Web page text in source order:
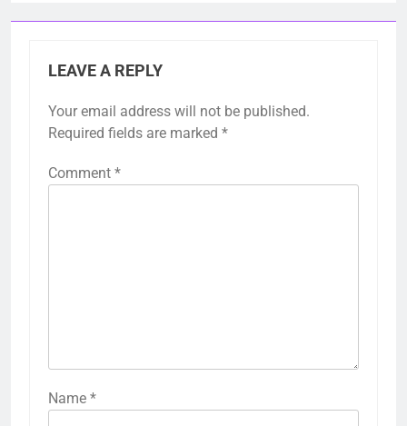
LEAVE A REPLY
Your email address will not be published.
Required fields are marked *
Comment *
Name *